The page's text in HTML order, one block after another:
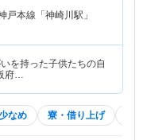
戸本線「神崎川駅」
を持った子供たちの自
般 ※大阪府…
なめ 寮・借り上げ